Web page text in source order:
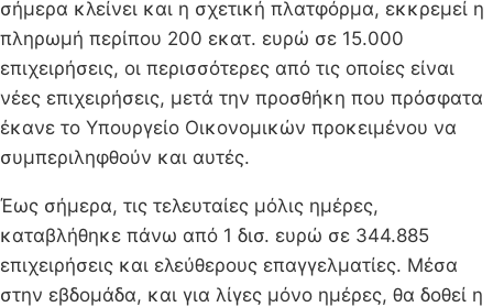
σήμερα κλείνει και η σχετική πλατφόρμα, εκκρεμεί η
πληρωμή περίπου 200 εκατ. ευρώ σε 15.000
επιχειρήσεις, οι περισσότερες από τις οποίες είναι
νέες επιχειρήσεις, μετά την προσθήκη που πρόσφατα
έκανε το Υπουργείο Οικονομικών προκειμένου να
συμπεριληφθούν και αυτές.
Έως σήμερα, τις τελευταίες μόλις ημέρες,
καταβλήθηκε πάνω από 1 δισ. ευρώ σε 344.885
επιχειρήσεις και ελεύθερους επαγγελματίες. Μέσα
στην εβδομάδα, και για λίγες μόνο ημέρες, θα δοθεί η